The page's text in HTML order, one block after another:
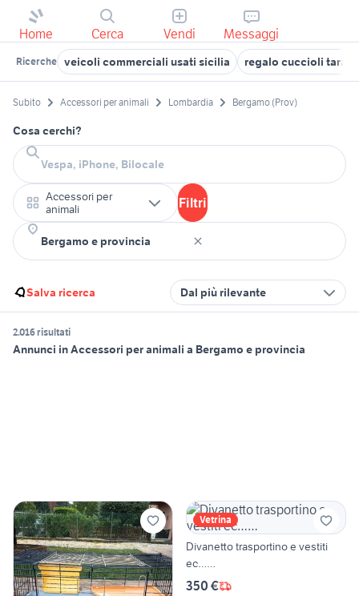
Home Cerca Vendi Messaggi
Ricerche veicoli commerciali usati sicilia regalo cuccioli
Subito Accessori per animali Lombardia Bergamo (Prov)
Cosa cerchi?
Accessori per
animali
Filtri
Salva ricerca Dal più rilevante
2.016 risultati
Annunci in Accessori per animali a Bergamo e provincia
Vetrina
Divanetto trasportino e vestiti
ec……
350 €